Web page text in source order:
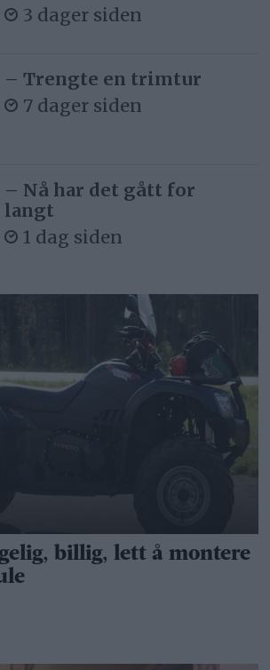
3 dager siden
– Trengte en trimtur
7 dager siden
– Nå har det gått for
langt
1 dag siden